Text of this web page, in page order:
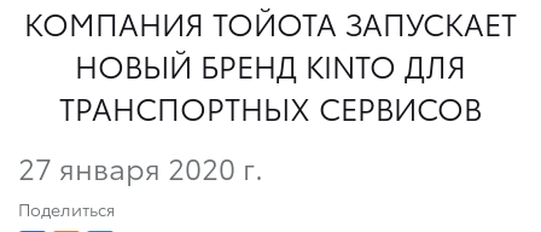
КОМПАНИЯ ТОЙОТА ЗАПУСКАЕТ
НОВЫЙ БРЕНД KINTO ДЛЯ
ТРАНСПОРТНЫХ СЕРВИСОВ
27 января 2020 г.
Поделиться